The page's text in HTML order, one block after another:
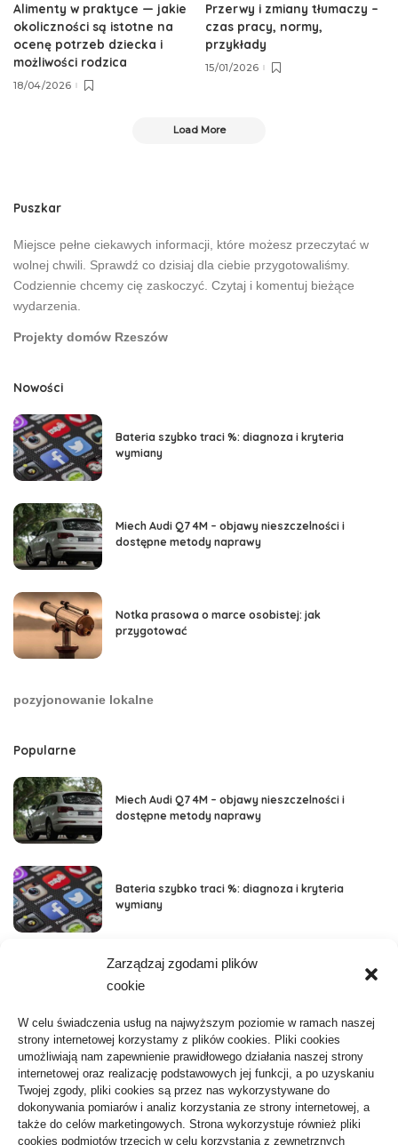
Zarządzaj zgodami plików
cookie
W celu świadczenia usług na najwyższym poziomie w ramach naszej
strony internetowej korzystamy z plików cookies. Pliki cookies
umożliwiają nam zapewnienie prawidłowego działania naszej strony
internetowej oraz realizację podstawowych jej funkcji, a po uzyskaniu
Twojej zgody, pliki cookies są przez nas wykorzystywane do
dokonywania pomiarów i analiz korzystania ze strony internetowej, a
także do celów marketingowych. Strona wykorzystuje również pliki
cookies podmiotów trzecich w celu korzystania z zewnętrznych
Alimenty w praktyce — jakie
okoliczności są istotne na
ocenę potrzeb dziecka i
możliwości rodzica
18/04/2026
Przerwy i zmiany tłumaczy –
czas pracy, normy,
przykłady
15/01/2026
Load More
Puszkar
Miejsce pełne ciekawych informacji, które możesz przeczytać w
wolnej chwili. Sprawdź co dzisiaj dla ciebie przygotowaliśmy.
Codziennie chcemy cię zaskoczyć. Czytaj i komentuj bieżące
wydarzenia.
Projekty domów Rzeszów
Nowości
Bateria szybko traci %: diagnoza i kryteria
wymiany
Miech Audi Q7 4M – objawy nieszczelności i
dostępne metody naprawy
Notka prasowa o marce osobistej: jak
przygotować
pozyjonowanie lokalne
Popularne
Miech Audi Q7 4M – objawy nieszczelności i
dostępne metody naprawy
Bateria szybko traci %: diagnoza i kryteria
wymiany
ARTYKUŁ SPONSOROWANY
Biznes, Finanse 61
Budownictwo, Przemysł